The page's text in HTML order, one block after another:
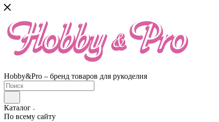
Hobby&Pro – бренд товаров для рукоделия
Каталог
По всему сайту